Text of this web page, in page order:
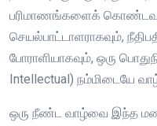
பரிமாணங்களைக் கொண்டவர்.
செயல்பாட்டாளராகவும்,
போராளியாகவும், ஒரு
Intellectual) நம்மிடையே
ஒரு நீண்ட வாழ்வை இந்த